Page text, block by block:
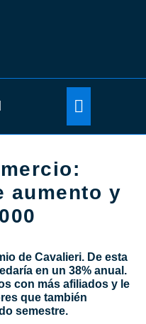
aumento y
de Cavalieri. De esta
en un 38% anual.
con más afiliados y le
que también
semestre.